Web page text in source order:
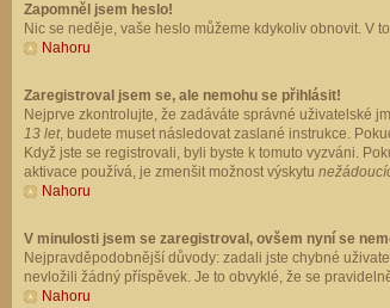
Zapomněl jsem heslo!
Nic se neděje, vaše heslo můžeme kdykoliv obnovit. V
Nahoru
Zaregistroval jsem se, ale nemohu se přihlásit!
Nejprve zkontrolujte, že zadáváte správné uživatelské
13 let, budete muset následovat zaslané instrukce.
Když jste se registrovali, byli byste k tomuto vyzváni.
aktivace používá, je zmenšit možnost výskytu
Nahoru
V minulosti jsem se zaregistroval, ovšem nyní se
Nejpravděpodobnější důvody: zadali jste chybné
nevložili žádný příspěvek. Je to obvyklé, že se
Nahoru